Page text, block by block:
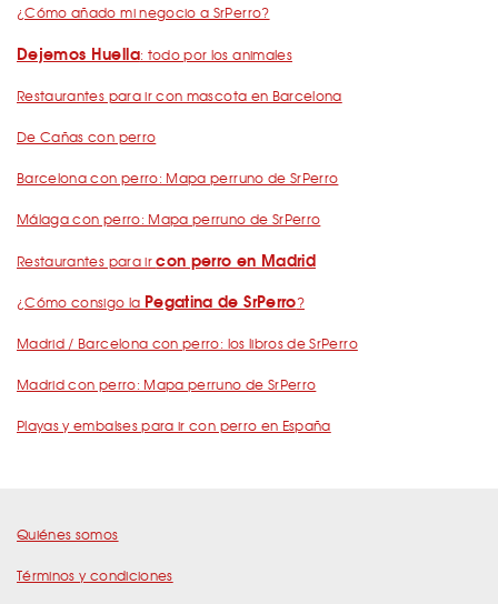
¿Cómo añado mi negocio a SrPerro?
Dejemos Huella: todo por los animales
Restaurantes para ir con mascota en Barcelona
De Cañas con perro
Barcelona con perro: Mapa perruno de SrPerro
Málaga con perro: Mapa perruno de SrPerro
Restaurantes para ircon perro en Madrid
¿Cómo consigo la Pegatina de SrPerro?
Madrid / Barcelona con perro: los libros de SrPerro
Madrid con perro: Mapa perruno de SrPerro
Playas y embalses para ir con perro en España
Quiénes somos
Términos y condiciones